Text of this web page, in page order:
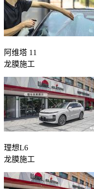
阿维塔 11
龙膜施工
理想L6
龙膜施工